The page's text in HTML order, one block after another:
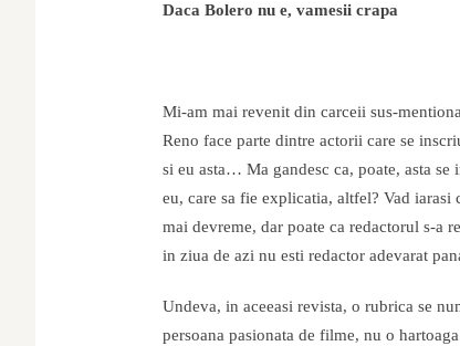
Daca Bolero nu e, vamesii crapa
Mi-am mai revenit din carceii sus-
Reno face parte dintre actorii care se
si eu asta… Ma gandesc ca, poate, asta
eu, care sa fie explicatia, altfel? Vad iarasi
mai devreme, dar poate ca redactorul s-a
in ziua de azi nu esti redactor adevarat
Undeva, in aceeasi revista, o rubrica se
persoana pasionata de filme, nu o